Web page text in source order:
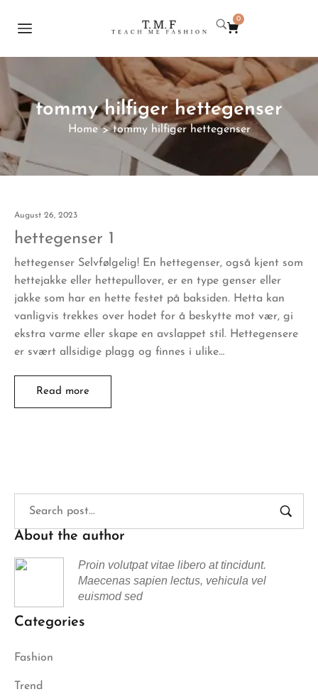
0
tommy hilfiger hettegenser
Home > tommy hilfiger hettegenser
August 26, 2023
hettegenser 1
hettegenser Selvfølgelig! En hettegenser, også kjent som
hettejakke eller hettepullover, er en type genser eller
jakke som har en hette festet på baksiden. Hetta kan
vanligvis trekkes over hodet for å beskytte mot vær, gi
ekstra varme eller skape en avslappet stil. Hettegensere
er svært allsidige plagg og finnes i ulike…
Read more
About the author
Proin volutpat vitae libero at tincidunt.
Maecenas sapien lectus, vehicula vel
euismod sed
Categories
Fashion
Trend